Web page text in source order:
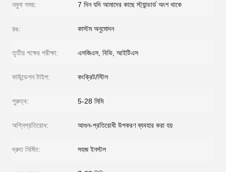
নমুনা সময়: 7 দিন যদি আমাদের কাছে স্ট্যান্ডার্ড অংশ থাকে
রঙ: কাস্টম অনুমোদন
তৃতীয় পক্ষের পরীক্ষা: এসজিএস, বিভি, আইটিএস
ফাউন্ডেশন টাইপ: কংক্রিট/স্টিল
পুরুত্ব: 5-28 মিমি
অগ্নিপ্রতিরোধ: আগুন-প্রতিরোধী উপকরণ ব্যবহার করা হয়
দ্রুত নির্মিত: সহজ ইনস্টল